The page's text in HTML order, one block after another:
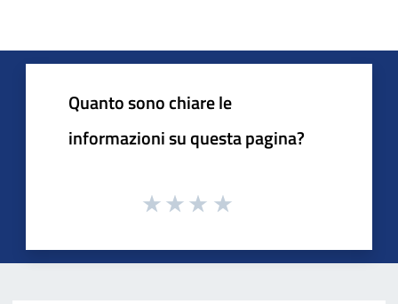
Quanto sono chiare le
informazioni su questa pagina?